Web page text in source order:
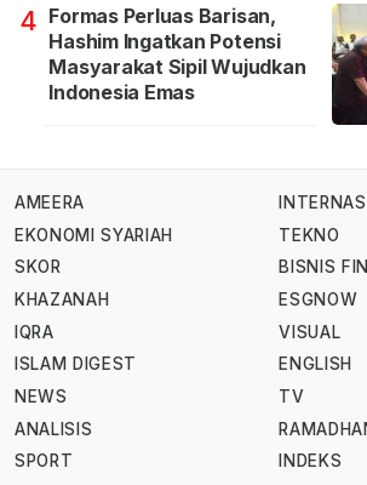
4 Formas Perluas Barisan,
Hashim Ingatkan Potensi
Masyarakat Sipil Wujudkan
Indonesia Emas
AMEERA
EKONOMI SYARIAH
SKOR
KHAZANAH
IQRA
ISLAM DIGEST
NEWS
ANALISIS
SPORT
TEKNO
BISNIS
ESGNOW
VISUAL
ENGLISH
TV
INDEKS